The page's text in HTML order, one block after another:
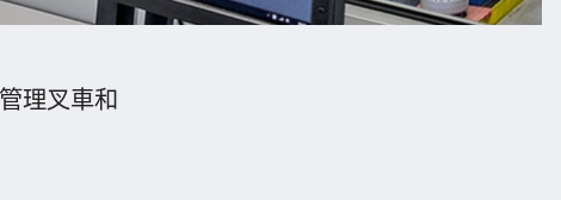
理叉車和